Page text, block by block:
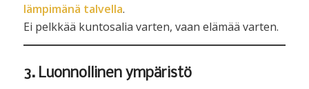
lämpimänä talvella.
Ei pelkkää kuntosalia varten, vaan elämää varten.
3. Luonnollinen ympäristö